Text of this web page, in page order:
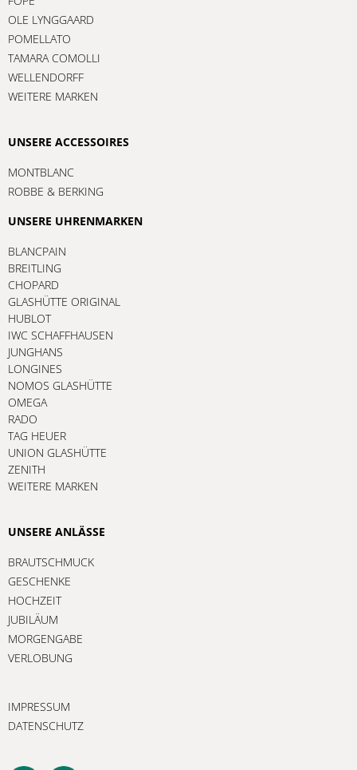
OLE LYNGGAARD
POMELLATO
TAMARA COMOLLI
WELLENDORFF
WEITERE MARKEN
UNSERE ACCESSOIRES
MONTBLANC
ROBBE & BERKING
UNSERE UHRENMARKEN
BLANCPAIN
BREITLING
CHOPARD
GLASHÜTTE ORIGINAL
HUBLOT
IWC SCHAFFHAUSEN
JUNGHANS
LONGINES
NOMOS GLASHÜTTE
OMEGA
RADO
TAG HEUER
UNION GLASHÜTTE
ZENITH
WEITERE MARKEN
UNSERE ANLÄSSE
BRAUTSCHMUCK
GESCHENKE
HOCHZEIT
JUBILÄUM
MORGENGABE
VERLOBUNG
IMPRESSUM
DATENSCHUTZ